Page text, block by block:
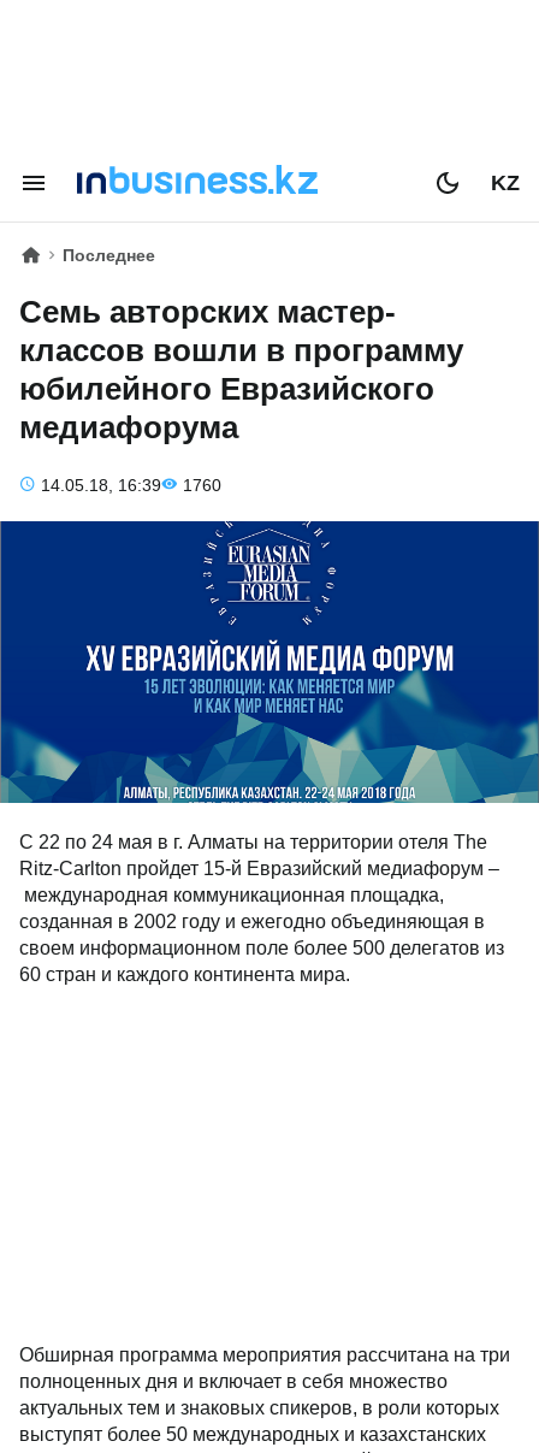
KZ
Последнее
Семь авторских мастер-
классов вошли в программу
юбилейного Евразийского
медиафорума
14.05.18, 16:39 1760
C 22 по 24 мая в г. Алматы на территории отеля The
Ritz-Carlton пройдет 15-й Евразийский медиафорум –
международная коммуникационная площадка,
созданная в 2002 году и ежегодно объединяющая в
своем информационном поле более 500 делегатов из
60 стран и каждого континента мира.
Обширная программа мероприятия рассчитана на три
полноценных дня и включает в себя множество
актуальных тем и знаковых спикеров, в роли которых
выступят более 50 международных и казахстанских